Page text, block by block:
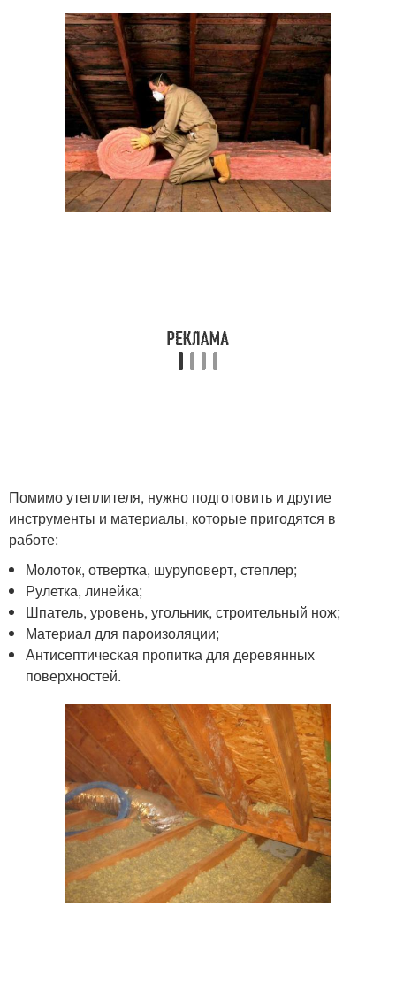
Помимо утеплителя, нужно подготовить и другие
инструменты и материалы, которые пригодятся в
работе:
Молоток, отвертка, шуруповерт, степлер;
Рулетка, линейка;
Шпатель, уровень, угольник, строительный нож;
Материал для пароизоляции;
Антисептическая пропитка для деревянных
поверхностей.